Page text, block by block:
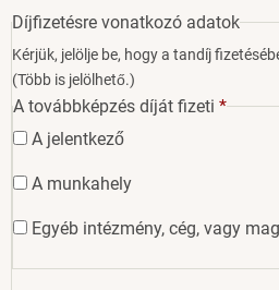
Díjfizetésre vonatkozó adatok
Kérjük, jelölje be, hogy a tandíj
(Több is jelölhető.)
A továbbképzés díját fizeti
A jelentkező
A munkahely
Egyéb intézmény, cég, vagy